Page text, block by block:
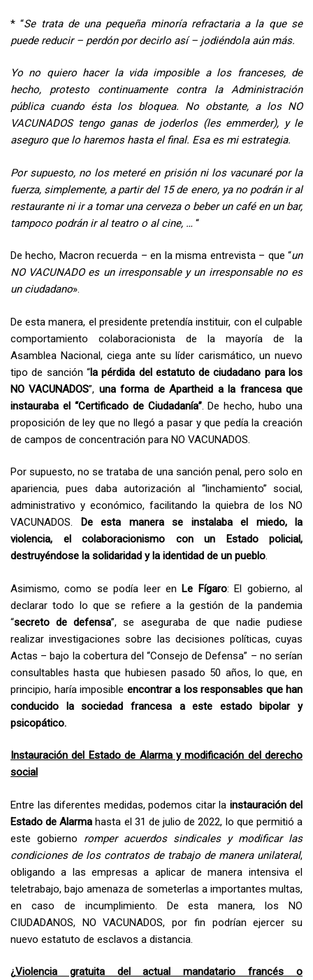
* “Se trata de una pequeña minoría refractaria a la que se
puede reducir – perdón por decirlo así – jodiéndola aún más.
Yo no quiero hacer la vida imposible a los franceses, de
hecho, protesto continuamente contra la Administración
pública cuando ésta los bloquea. No obstante, a los NO
VACUNADOS tengo ganas de joderlos (les emmerder), y le
aseguro que lo haremos hasta el final. Esa es mi estrategia.
Por supuesto, no los meteré en prisión ni los vacunaré por la
fuerza, simplemente, a partir del 15 de enero, ya no podrán ir al
restaurante ni ir a tomar una cerveza o beber un café en un bar,
tampoco podrán ir al teatro o al cine, … “
De hecho, Macron recuerda – en la misma entrevista – que “un
NO VACUNADO es un irresponsable y un irresponsable no es
un ciudadano».
De esta manera, el presidente pretendía instituir, con el culpable
comportamiento colaboracionista de la mayoría de la
Asamblea Nacional, ciega ante su líder carismático, un nuevo
tipo de sanción “la pérdida del estatuto de ciudadano para los
NO VACUNADOS”, una forma de Apartheid a la francesa que
instauraba el “Certificado de Ciudadanía”. De hecho, hubo una
proposición de ley que no llegó a pasar y que pedía la creación
de campos de concentración para NO VACUNADOS.
Por supuesto, no se trataba de una sanción penal, pero solo en
apariencia, pues daba autorización al “linchamiento” social,
administrativo y económico, facilitando la quiebra de los NO
VACUNADOS. De esta manera se instalaba el miedo, la
violencia, el colaboracionismo con un Estado policial,
destruyéndose la solidaridad y la identidad de un pueblo.
Asimismo, como se podía leer enLe Fígaro: El gobierno, al
declarar todo lo que se refiere a la gestión de la pandemia
“secreto de defensa”, se aseguraba de que nadie pudiese
realizar investigaciones sobre las decisiones políticas, cuyas
Actas – bajo la cobertura del “Consejo de Defensa” – no serían
consultables hasta que hubiesen pasado 50 años, lo que, en
principio, haría imposible encontrar a los responsables que han
conducido la sociedad francesa a este estado bipolar y
psicopático.
Instauración del Estado de Alarma y modificación del derecho
social
Entre las diferentes medidas, podemos citar la instauración del
Estado de Alarmahasta el 31 de julio de 2022, lo que permitió a
este gobierno romper acuerdos sindicales y modificar las
condiciones de los contratos de trabajo de manera unilateral,
obligando a las empresas a aplicar de manera intensiva el
teletrabajo, bajo amenaza de someterlas a importantes multas,
en caso de incumplimiento. De esta manera, los NO
CIUDADANOS, NO VACUNADOS, por fin podrían ejercer su
nuevo estatuto de esclavos a distancia.
¿Violencia gratuita del actual mandatario francés o